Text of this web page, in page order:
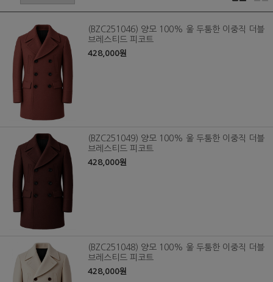
(BZC251046) 양모 100% 울 두툼한 이중직 더블
브레스티드 피코트
428,000원
(BZC251049) 양모 100% 울 두툼한 이중직 더블
브레스티드 피코트
428,000원
(BZC251048) 양모 100% 울 두툼한 이중직 더블
브레스티드 피코트
428,000원